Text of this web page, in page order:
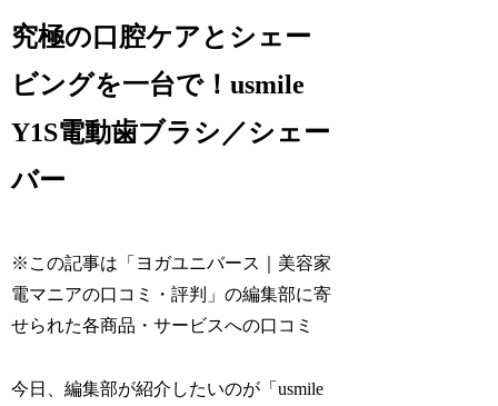
究極の口腔ケアとシェー
ビングを一台で！usmile
Y1S電動歯ブラシ／シェー
バー
※この記事は「ヨガユニバース｜美容家
電マニアの口コミ・評判」の編集部に寄
せられた各商品・サービスへの口コミ
今日、編集部が紹介したいのが「usmile